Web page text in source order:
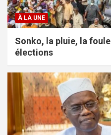
À LA UNE
Sonko, la pluie, la
élections